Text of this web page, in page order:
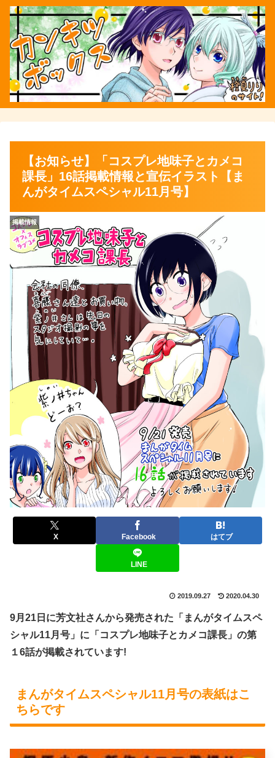
【お知らせ】「コスプレ地味子とカメコ
課長」16話掲載情報と宣伝イラスト【ま
んがタイムスペシャル11月号】
掲載情報
X Facebook はてブ
LINE
2019.09.27 2020.04.30
9月21日に芳文社さんから発売された「 まんがタイムスペ
シャル11月号 」に「コスプレ地味子とカメコ課長」の第
１6話が掲載されています!
まんがタイムスペシャル11月号の表紙はこ
ちらです